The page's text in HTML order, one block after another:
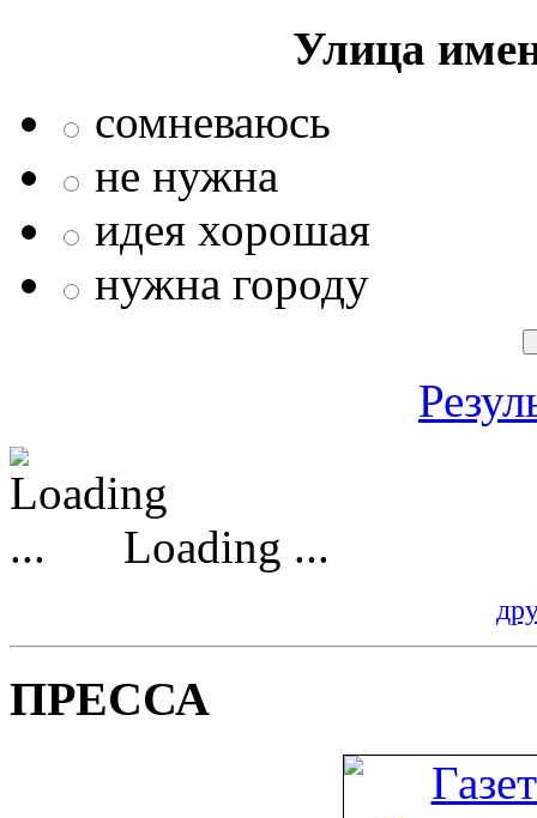
Улица
сомневаюсь
не нужна
идея хорошая
нужна городу
Loading ...
ПРЕССА